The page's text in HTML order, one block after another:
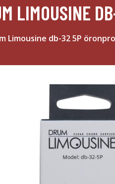
LIMOUSINE
Limousine db-32 5P